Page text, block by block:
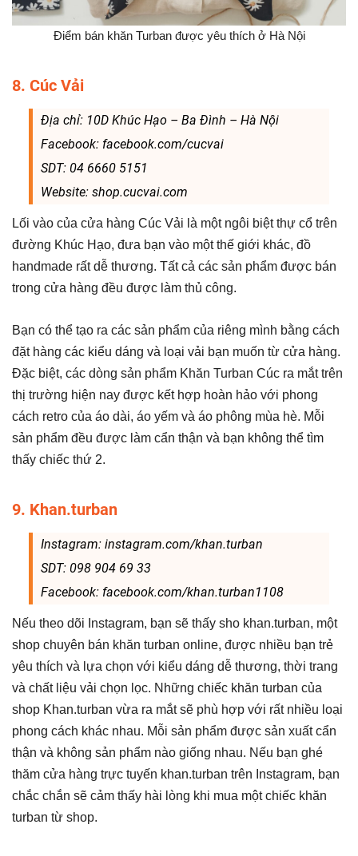
Điểm bán khăn Turban được yêu thích ở Hà Nội
8. Cúc Vải
Địa chỉ: 10D Khúc Hạo – Ba Đình – Hà Nội
Facebook: facebook.com/cucvai
SDT: 04 6660 5151
Website: shop.cucvai.com
Lối vào của cửa hàng Cúc Vải là một ngôi biệt thự cổ trên
đường Khúc Hạo, đưa bạn vào một thế giới khác, đồ
handmade rất dễ thương. Tất cả các sản phẩm được bán
trong cửa hàng đều được làm thủ công.
Bạn có thể tạo ra các sản phẩm của riêng mình bằng cách
đặt hàng các kiểu dáng và loại vải bạn muốn từ cửa hàng.
Đặc biệt, các dòng sản phẩm Khăn Turban Cúc ra mắt trên
thị trường hiện nay được kết hợp hoàn hảo với phong
cách retro của áo dài, áo yếm và áo phông mùa hè. Mỗi
sản phẩm đều được làm cẩn thận và bạn không thể tìm
thấy chiếc thứ 2.
9. Khan.turban
Instagram: instagram.com/khan.turban
SDT: 098 904 69 33
Facebook: facebook.com/khan.turban1108
Nếu theo dõi Instagram, bạn sẽ thấy sho khan.turban, một
shop chuyên bán khăn turban online, được nhiều bạn trẻ
yêu thích và lựa chọn với kiểu dáng dễ thương, thời trang
và chất liệu vải chọn lọc. Những chiếc khăn turban của
shop Khan.turban vừa ra mắt sẽ phù hợp với rất nhiều loại
phong cách khác nhau. Mỗi sản phẩm được sản xuất cẩn
thận và không sản phẩm nào giống nhau. Nếu bạn ghé
thăm cửa hàng trực tuyến khan.turban trên Instagram, bạn
chắc chắn sẽ cảm thấy hài lòng khi mua một chiếc khăn
turban từ shop.